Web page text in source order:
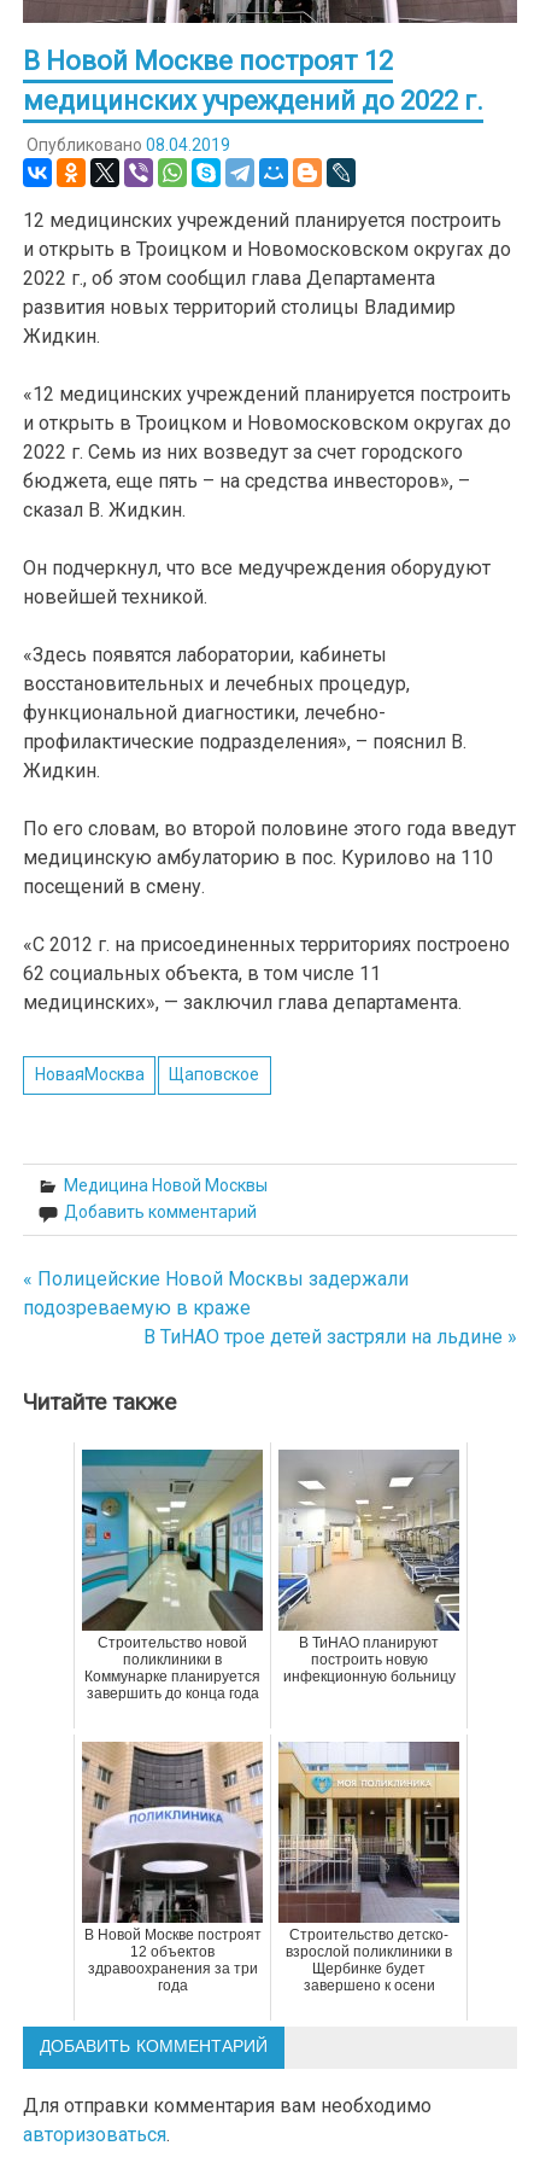
В Новой Москве построят 12
медицинских учреждений до 2022 г.
Опубликовано 08.04.2019
12 медицинских учреждений планируется построить
и открыть в Троицком и Новомосковском округах до
2022 г., об этом сообщил глава Департамента
развития новых территорий столицы Владимир
Жидкин.
«12 медицинских учреждений планируется построить
и открыть в Троицком и Новомосковском округах до
2022 г. Семь из них возведут за счет городского
бюджета, еще пять – на средства инвесторов», –
сказал В. Жидкин.
Он подчеркнул, что все медучреждения оборудуют
новейшей техникой.
«Здесь появятся лаборатории, кабинеты
восстановительных и лечебных процедур,
функциональной диагностики, лечебно-
профилактические подразделения», – пояснил В.
Жидкин.
По его словам, во второй половине этого года введут
медицинскую амбулаторию в пос. Курилово на 110
посещений в смену.
«С 2012 г. на присоединенных территориях построено
62 социальных объекта, в том числе 11
медицинских», — заключил глава департамента.
НоваяМосква Щаповское
Медицина Новой Москвы
Добавить комментарий
Навигация
по
« Полицейские Новой Москвы задержали
подозреваемую в краже
В ТиНАО трое детей застряли на льдине »
Читайте также
Строительство новой
поликлиники в
Коммунарке планируется
завершить до конца года
В ТиНАО планируют
построить новую
инфекционную больницу
В Новой Москве построят
12 объектов
здравоохранения за три
года
Строительство детско-
взрослой поликлиники в
Щербинке будет
завершено к осени
ДОБАВИТЬ КОММЕНТАРИЙ
Для отправки комментария вам необходимо
авторизоваться.